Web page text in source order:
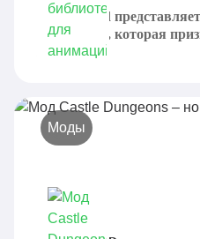
Citadel Mod
библиотеку, которая
процесс...
Моды